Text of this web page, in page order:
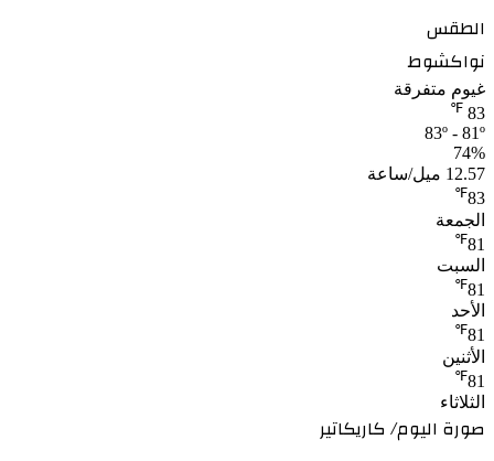
الطقس
نواكشوط
غيوم متفرقة
83
℉
83º - 81º
74%
12.57 ميل/ساعة
83
℉
الجمعة
81
℉
السبت
81
℉
الأحد
81
℉
الأثنين
81
℉
الثلاثاء
صورة اليوم/ كاريكاتير